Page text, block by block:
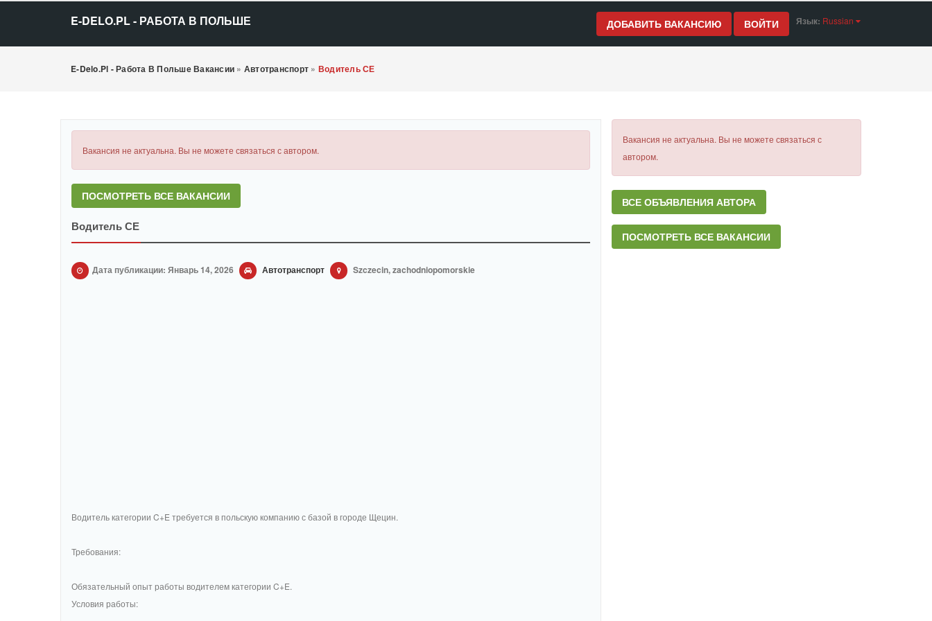
E-DELO.PL - РАБОТА В ПОЛЬШЕ ДОБАВИТЬ ВАКАНСИЮ ВОЙТИ Язык: Russian
E-Delo.pl - Работа В Польше Вакансии » Автотранспорт » Водитель СЕ
Вакансия не актуальна. Вы не можете связаться с автором.
ПОСМОТРЕТЬ ВСЕ ВАКАНСИИ
Водитель СЕ
Дата публикации: Январь 14, 2026 Автотранспорт Szczecin, zachodniopomorskie
Водитель категории C+E требуется в польскую компанию с базой в городе Щецин.
Требования:
Обязательный опыт работы водителем категории C+E.
Условия работы:
Вакансия не актуальна. Вы не можете связаться с
автором.
ВСЕ ОБЪЯВЛЕНИЯ АВТОРА
ПОСМОТРЕТЬ ВСЕ ВАКАНСИИ